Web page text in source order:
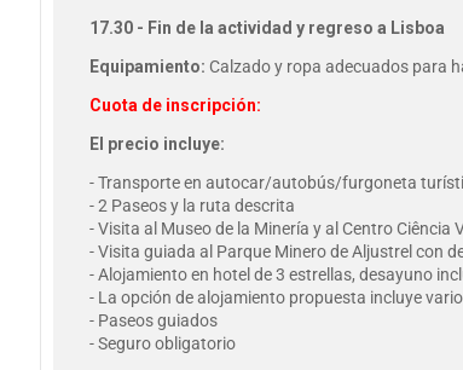
17.30 - Fin de la actividad y regreso a Lisboa
Equipamiento: Calzado y ropa adecuados para
Cuota de inscripción:
El precio incluye:
- Transporte en autocar/autobús/furgoneta
- 2 Paseos y la ruta descrita
- Visita al Museo de la Minería y al Centro Ciência
- Visita guiada al Parque Minero de Aljustrel con
- Alojamiento en hotel de 3 estrellas, desayuno
- La opción de alojamiento propuesta incluye
- Paseos guiados
- Seguro obligatorio